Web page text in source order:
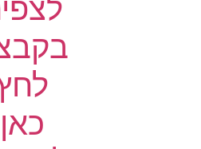
לצפיה
לחץ
כאן